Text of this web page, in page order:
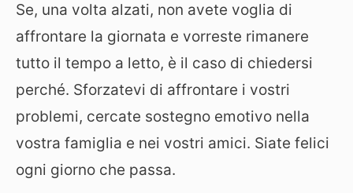
Se, una volta alzati, non avete voglia di
affrontare la giornata e vorreste rimanere
tutto il tempo a letto, è il caso di chiedersi
perché. Sforzatevi di affrontare i vostri
problemi, cercate sostegno emotivo nella
vostra famiglia e nei vostri amici. Siate felici
ogni giorno che passa.